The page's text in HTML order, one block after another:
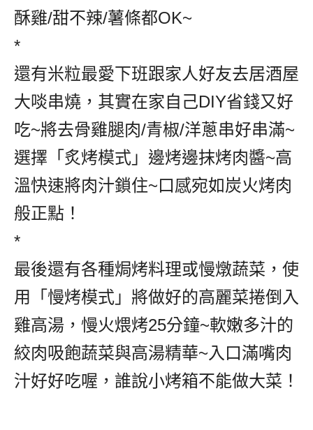
酥雞/甜不辣/薯條都OK~
*
還有米粒最愛下班跟家人好友去居酒屋
大啖串燒，其實在家自己DIY省錢又好
吃~將去骨雞腿肉/青椒/洋蔥串好串滿~
選擇「炙烤模式」邊烤邊抹烤肉醬~高
溫快速將肉汁鎖住~口感宛如炭火烤肉
般正點！
*
最後還有各種焗烤料理或慢燉蔬菜，使
用「慢烤模式」將做好的高麗菜捲倒入
雞高湯，慢火煨烤25分鐘~軟嫩多汁的
絞肉吸飽蔬菜與高湯精華~入口滿嘴肉
汁好好吃喔，誰說小烤箱不能做大菜！